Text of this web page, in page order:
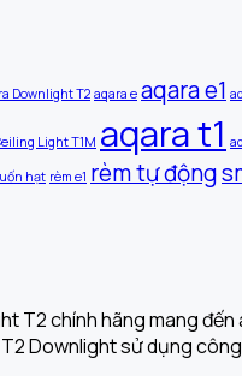
Downlight T2 aqara e aqara e1
Light T1M aqara t1
hạt rèm e1 rèm tự động